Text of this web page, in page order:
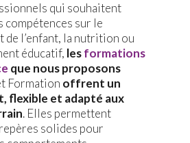
qui souhaitent
sur le
de l’enfant, la nutrition ou
éducatif, lesformations
que nous proposons
Formation offrent un
flexible et adapté aux
. Elles permettent
solides pour